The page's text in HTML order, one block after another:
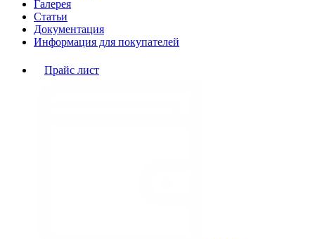
Галерея
Статьи
Документация
Информация для покупателей
Прайс лист